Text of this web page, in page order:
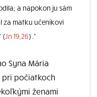
a napokon ju sám
za matku učeníkovi
(Jn 19,26) .“
Syna Mária
pri počiatkoch
ženami